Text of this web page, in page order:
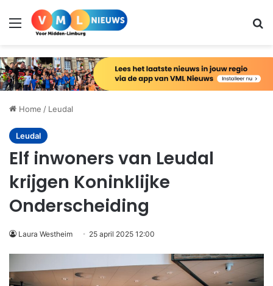
Menu
Home / Leudal
Leudal
Elf inwoners van Leudal
krijgen Koninklijke
Onderscheiding
Laura Westheim 25 april 2025 12:00